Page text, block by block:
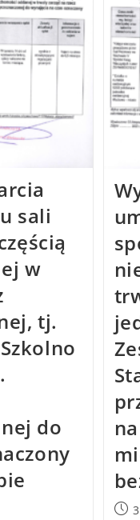
sali
w
tj.
do